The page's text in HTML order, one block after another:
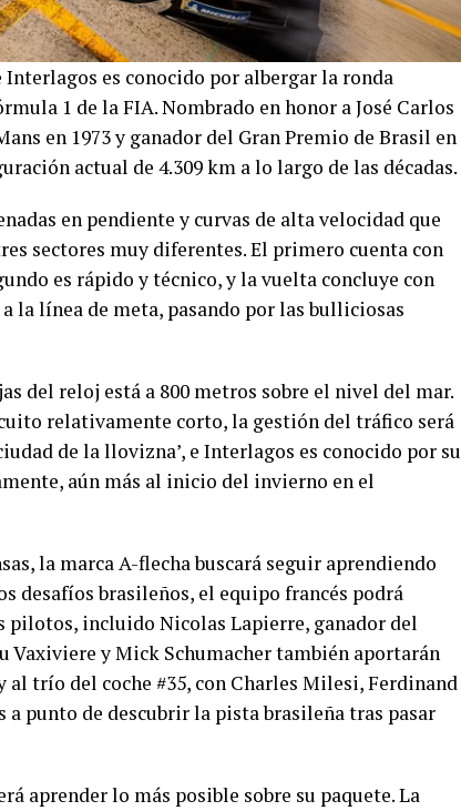
es conocido por albergar la ronda
1 de la FIA. Nombrado en honor a José Carlos
en 1973 y ganador del Gran Premio de Brasil en
actual de 4.309 km a lo largo de las décadas.
en pendiente y curvas de alta velocidad que
sectores muy diferentes. El primero cuenta con
es rápido y técnico, y la vuelta concluye con
la línea de meta, pasando por las bulliciosas
del reloj está a 800 metros sobre el nivel del mar.
relativamente corto, la gestión del tráfico será
de la llovizna’, e Interlagos es conocido por su
aún más al inicio del invierno en el
la marca A-flecha buscará seguir aprendiendo
desafíos brasileños, el equipo francés podrá
pilotos, incluido Nicolas Lapierre, ganador del
Vaxiviere y Mick Schumacher también aportarán
al trío del coche #35, con Charles Milesi, Ferdinand
punto de descubrir la pista brasileña tras pasar
aprender lo más posible sobre su paquete. La